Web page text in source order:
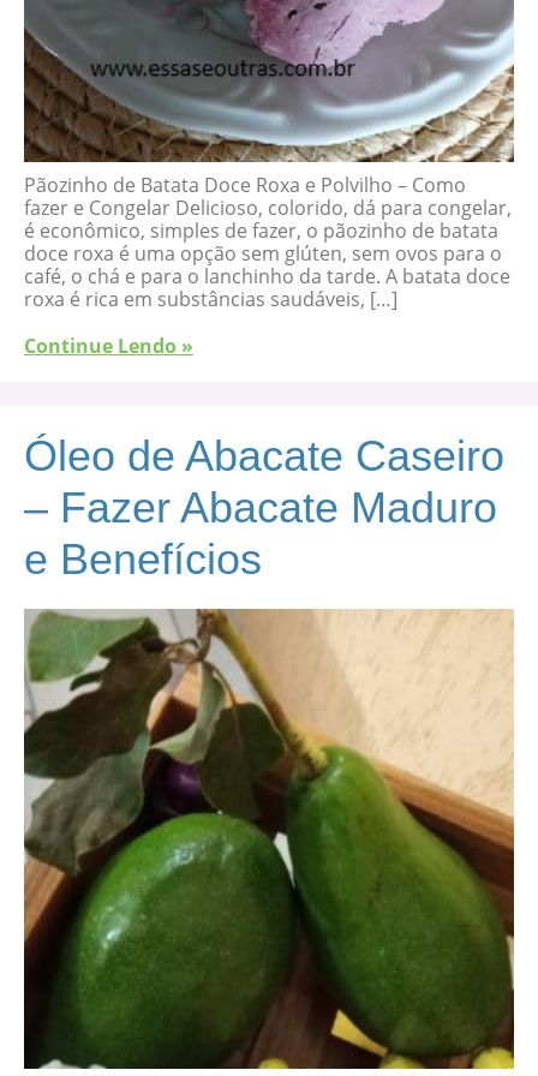
Pãozinho de Batata Doce Roxa e Polvilho – Como
fazer e Congelar Delicioso, colorido, dá para congelar,
é econômico, simples de fazer, o pãozinho de batata
doce roxa é uma opção sem glúten, sem ovos para o
café, o chá e para o lanchinho da tarde. A batata doce
roxa é rica em substâncias saudáveis, […]
Continue Lendo »
Óleo de Abacate Caseiro
– Fazer Abacate Maduro
e Benefícios